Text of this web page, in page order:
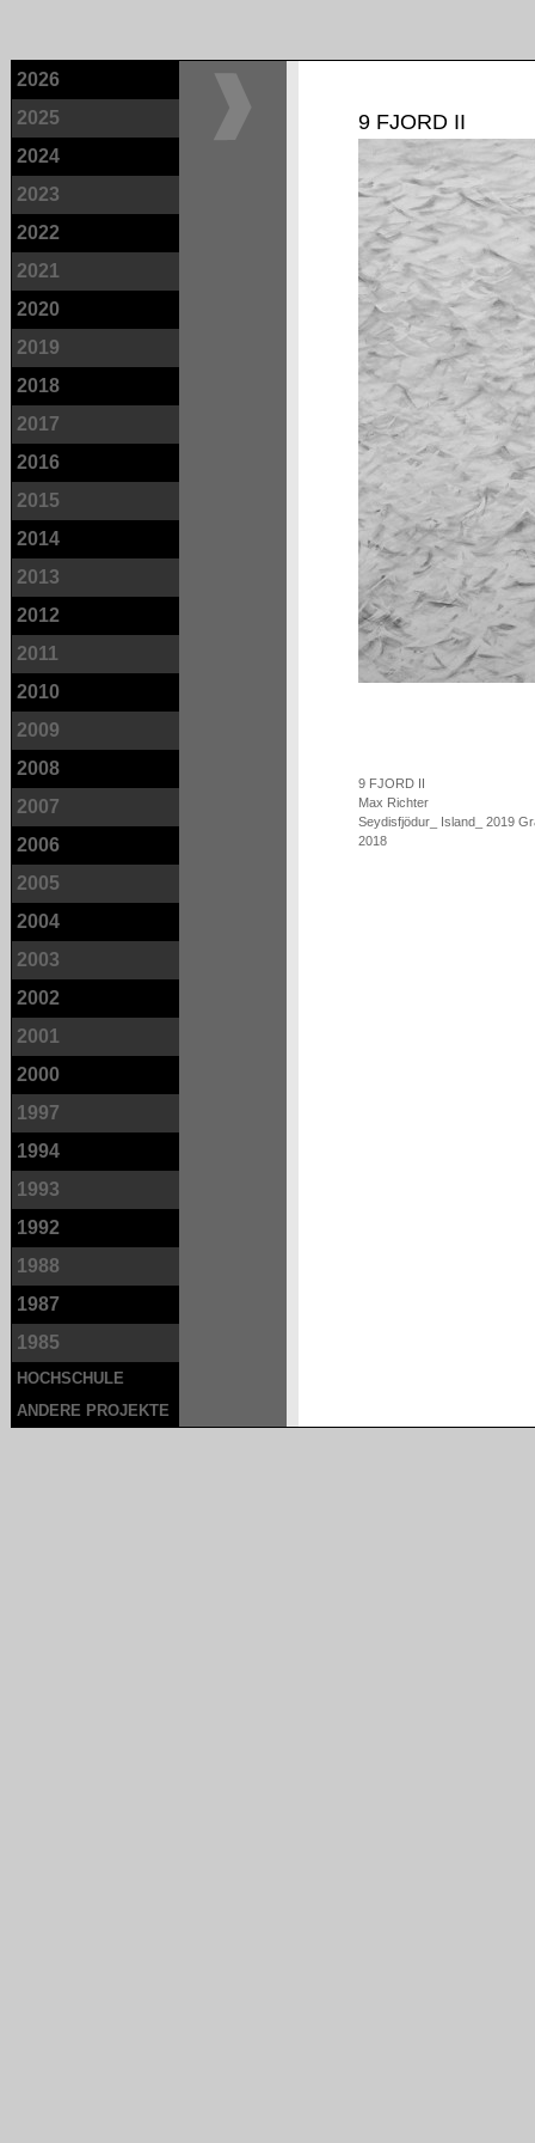
2026
2025
2024
2023
2022
2021
2020
2019
2018
2017
2016
2015
2014
2013
2012
2011
2010
2009
2008
2007
2006
2005
2004
2003
2002
2001
2000
1997
1994
1993
1992
1988
1987
1985
HOCHSCHULE
ANDERE PROJEKTE
9 FJORD II
9 FJORD II
Max Richter
Seydisfjödur_ Island_ 2019
2018